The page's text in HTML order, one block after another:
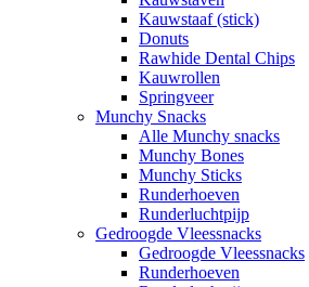
Kauwstaaf (stick)
Donuts
Rawhide Dental Chips
Kauwrollen
Springveer
Munchy Snacks
Alle Munchy snacks
Munchy Bones
Munchy Sticks
Runderhoeven
Runderluchtpijp
Gedroogde Vleessnacks
Gedroogde Vleessnacks
Runderhoeven